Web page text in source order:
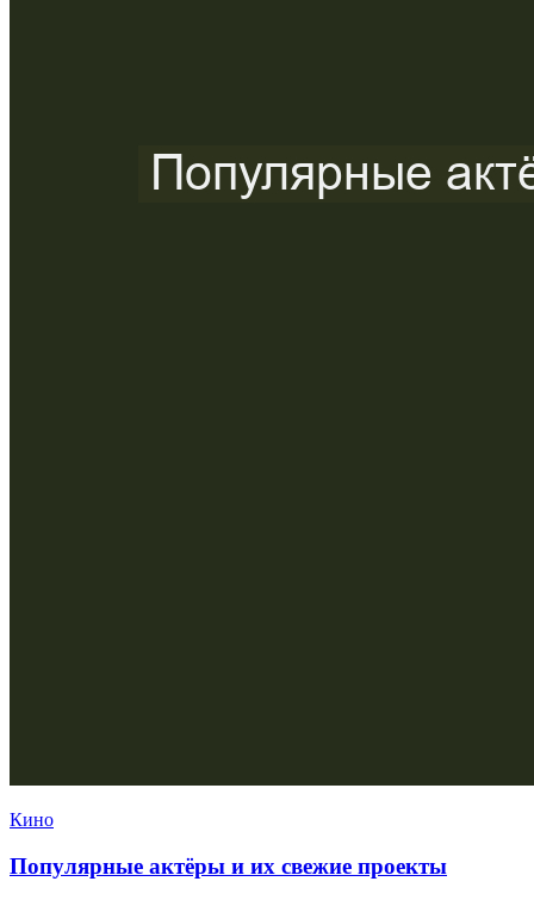
Кино
Популярные актёры и их свежие проекты